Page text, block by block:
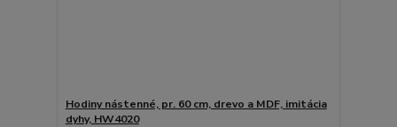
Hodiny nástenné, pr. 60 cm, drevo a MDF, imitácia
dyhy, HW4020